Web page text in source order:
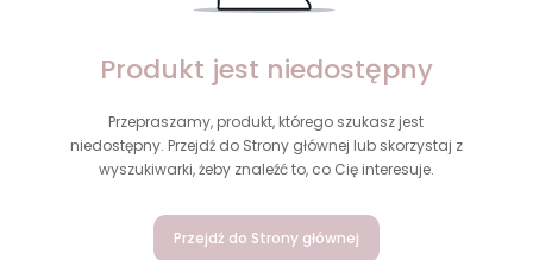
Produkt jest niedostępny
Przepraszamy, produkt, którego szukasz jest
niedostępny. Przejdź do Strony głównej lub skorzystaj z
wyszukiwarki, żeby znaleźć to, co Cię interesuje.
Przejdź do Strony głównej